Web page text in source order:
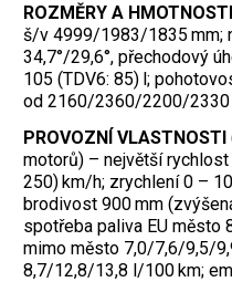
ROZMĚRY A HMOTNOSTI
š/v 4999/1983/1835 mm;
34,7°/29,6°, přechodový
105 (TDV6: 85) l;
od 2160/2360/2200/2330
PROVOZNÍ VLASTNOSTI
motorů) – největší
250) km/h; zrychlení 0 –
brodivost 900 mm
spotřeba paliva EU
mimo město 7,0/7,6/9,5/
8,7/12,8/13,8 l/100 km;